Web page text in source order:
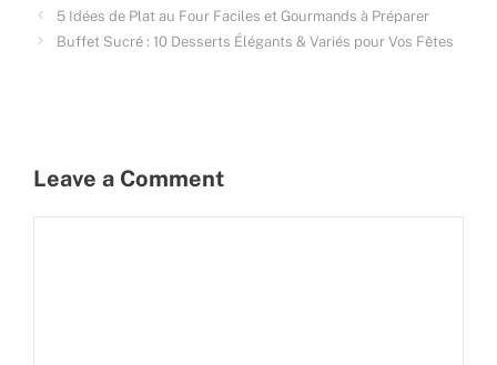
5 Idées de Plat au Four Faciles et Gourmands à Préparer
Buffet Sucré : 10 Desserts Élégants & Variés pour Vos Fêtes
Leave a Comment